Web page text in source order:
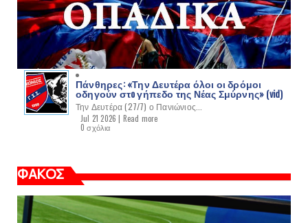
Πάνθηρες: «Την Δευτέρα όλοι οι δρόμοι
οδηγούν στo γήπεδο της Νέας Σμύρνης» (vid)
Την Δευτέρα (27/7) ο Πανιώνιος...
Jul 21 2026 | Read more
0 σχόλια
ΦΑΚΟΣ